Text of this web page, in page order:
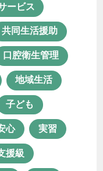
度
ス
ス支援型
活動
療育
ービス
共同生活援助
口腔衛生管理
地域生活
子ども
心 実習
援級